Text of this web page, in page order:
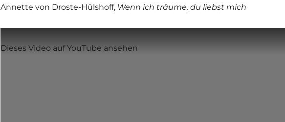
Annette von Droste-Hülshoff, Wenn ich träume, du liebst mich
Dieses Video auf YouTube ansehen